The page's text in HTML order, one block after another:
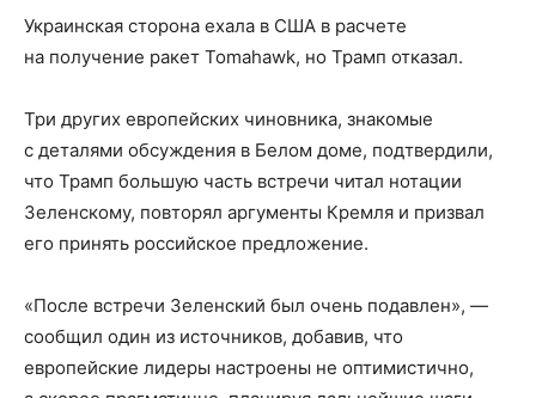
Украинская сторона ехала в США в расчете
на получение ракет Tomahawk, но Трамп отказал.
Три других европейских чиновника, знакомые
с деталями обсуждения в Белом доме, подтвердили,
что Трамп большую часть встречи читал нотации
Зеленскому, повторял аргументы Кремля и призвал
его принять российское предложение.
«После встречи Зеленский был очень подавлен», —
сообщил один из источников, добавив, что
европейские лидеры настроены не оптимистично,